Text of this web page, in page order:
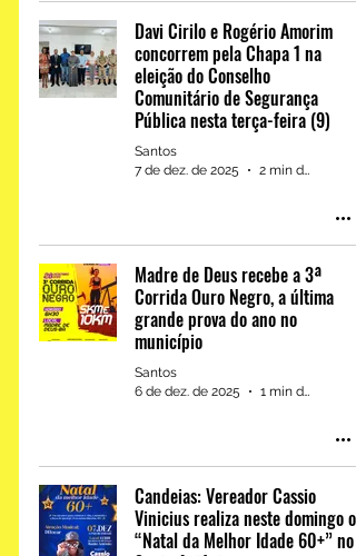
Política: Dr. Pitágoras
recebe apoio à sua
candidatura a deputado
estadual de lideranças em
Barreiras, Juazeiro e Casa
Professor Extraordinário:
e inspiração marcaram mais
uma edição do projeto na
Escola Joias de Cristo
Davi Cirilo e Rogério Amorim
concorrem pela Chapa 1 na
eleição do Conselho
Comunitário de Segurança
Pública nesta terça-feira (9)
Santos
7 de dez. de 2025
2 min de leitura
Madre de Deus recebe a 3ª
Corrida Ouro Negro, a última
grande prova do ano no
município
Santos
6 de dez. de 2025
1 min de leitura
Candeias: Vereador Cassio
Vinicius realiza neste domingo o
“Natal da Melhor Idade 60+” no